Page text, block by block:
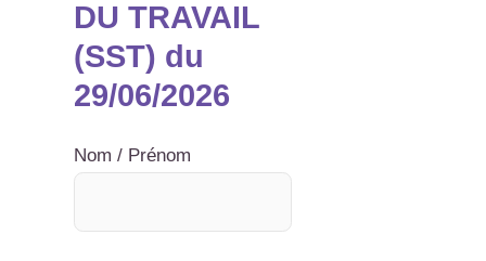
DU TRAVAIL
(SST) du
29/06/2026
Nom / Prénom